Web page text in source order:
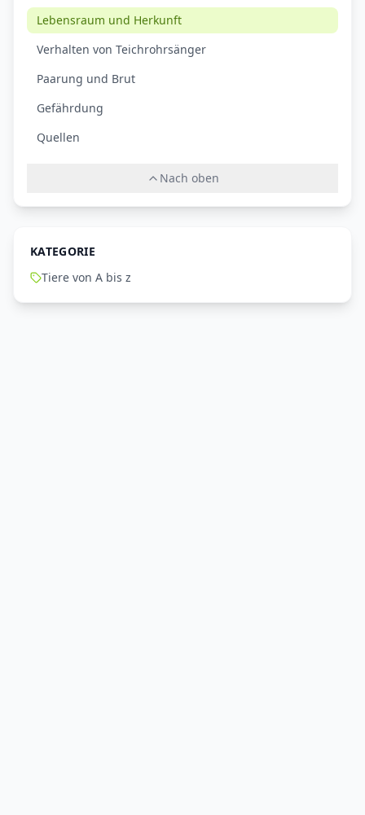
Lebensraum und Herkunft
Verhalten von Teichrohrsänger
Paarung und Brut
Gefährdung
Quellen
Nach oben
KATEGORIE
Tiere von A bis z